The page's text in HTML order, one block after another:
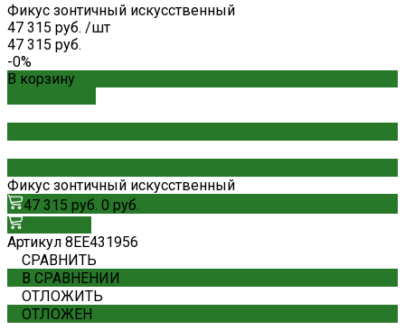
Фикус зонтичный искусственный
47 315 руб. /шт
47 315 руб.
-0%
В корзину
Фикус зонтичный искусственный
47 315 руб. 0 руб.
Артикул 8EE431956
СРАВНИТЬ
В СРАВНЕНИИ
ОТЛОЖИТЬ
ОТЛОЖЕН